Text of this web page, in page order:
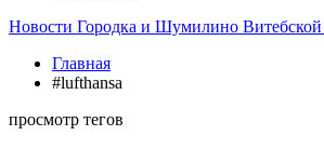
Новости Городка и Шумилино Витебской
Главная
#lufthansa
просмотр тегов